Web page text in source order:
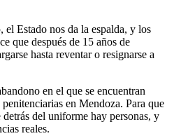
el Estado nos da la espalda, y los
que después de 15 años de
hasta reventar o resignarse a
en el que se encuentran
en Mendoza. Para que
del uniforme hay personas, y
reales.